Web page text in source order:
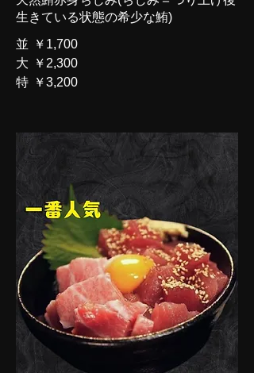
生きている状態の希少な鮪)
並
￥1,700
大
￥2,300
特 ￥3,200